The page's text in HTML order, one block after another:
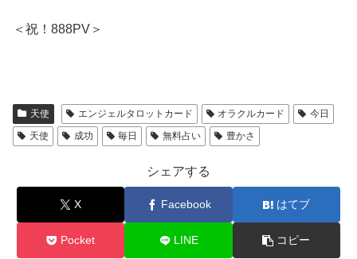
＜祝！888PV＞
天使 エンジェルタロットカード オラクルカード
今日
天使
成功 毎日 無料占い 豊かさ
シェアする
X Facebook はてブ
Pocket LINE コピー